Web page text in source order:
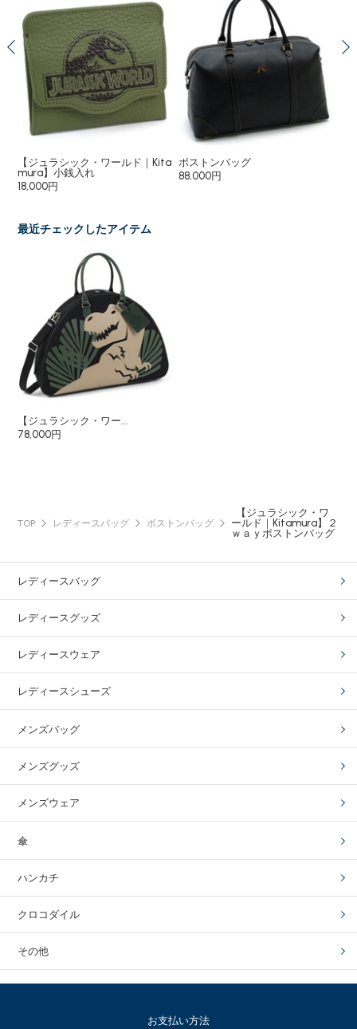
【ジュラシック・ワールド｜Kita
mura】小銭入れ
18,000円
ボストンバッグ
88,000円
最近チェックしたアイテム
【ジュラシック・ワー...
78,000円
TOP レディースバッグ ボストンバッグ
【ジュラシック・ワ
ールド｜Kitamura】２
ｗａｙボストンバッグ
レディースバッグ
レディースグッズ
レディースウェア
レディースシューズ
メンズバッグ
メンズグッズ
メンズウェア
傘
ハンカチ
クロコダイル
その他
お支払い方法